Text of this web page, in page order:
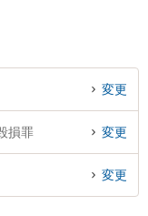
変更
損罪 変更
変更